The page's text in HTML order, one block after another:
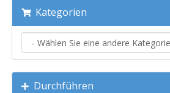
Kategorien
Durchführen